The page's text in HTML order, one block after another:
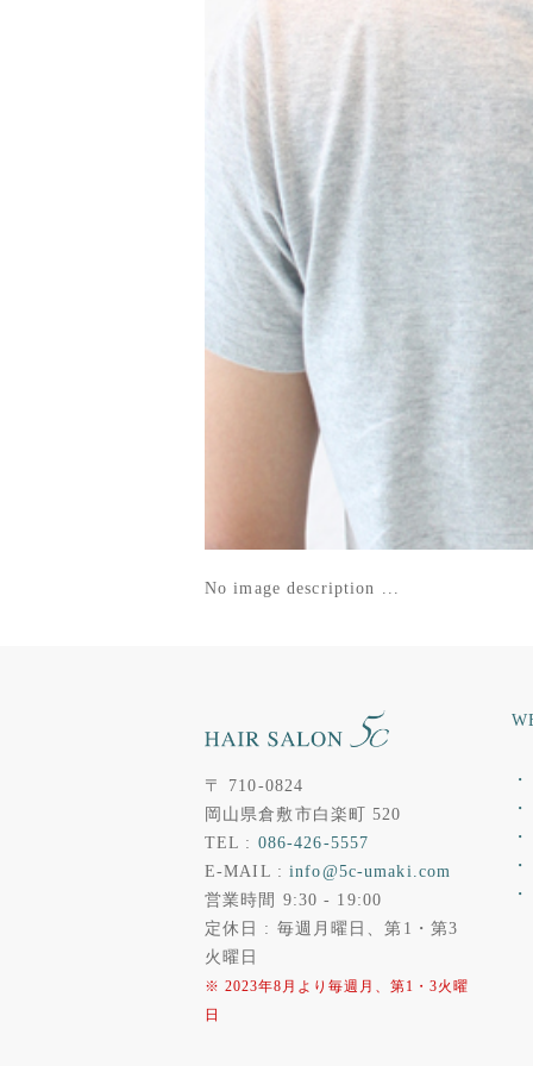
No image description ...
〒 710-0824
岡山県倉敷市白楽町 520
TEL : 086-426-5557
E-MAIL :info@5c-umaki.com
営業時間 9:30 - 19:00
定休日 : 毎週月曜日、第1・第3
火曜日
※ 2023年8月より毎週月、第1・3火曜
日